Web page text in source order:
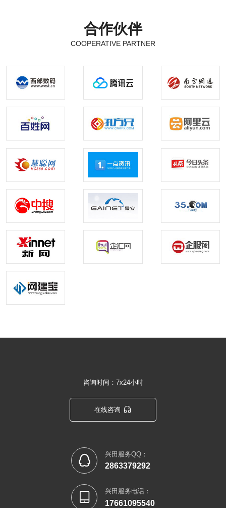
合作伙伴
COOPERATIVE PARTNER
咨询时间：7x24小时
在线咨询 
 兴田服务QQ：
2863379292
 兴田服务电话：
17661095540